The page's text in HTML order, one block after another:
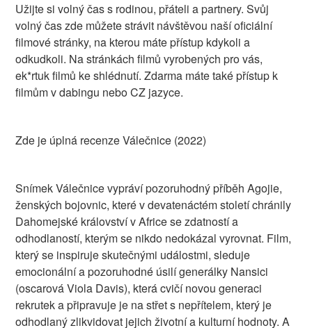
Užijte si volný čas s rodinou, přáteli a partnery. Svůj
volný čas zde můžete strávit návštěvou naší oficiální
filmové stránky, na kterou máte přístup kdykoli a
odkudkoli. Na stránkách filmů vyrobených pro vás,
ek*rtuk filmů ke shlédnutí. Zdarma máte také přístup k
filmům v dabingu nebo CZ jazyce.
Zde je úplná recenze Válečnice (2022)
Snímek Válečnice vypráví pozoruhodný příběh Agojie,
ženských bojovnic, které v devatenáctém století chránily
Dahomejské království v Africe se zdatností a
odhodlaností, kterým se nikdo nedokázal vyrovnat. Film,
který se inspiruje skutečnými událostmi, sleduje
emocionální a pozoruhodné úsilí generálky Nansici
(oscarová Viola Davis), která cvičí novou generaci
rekrutek a připravuje je na střet s nepřítelem, který je
odhodlaný zlikvidovat jejich životní a kulturní hodnoty. A